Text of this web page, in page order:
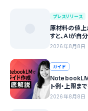
プレスリリース
原材料の値上
すと、AIが自
2026年8月8日
ガイド
NotebookLM
ト例・上限ま
2026年8月8日